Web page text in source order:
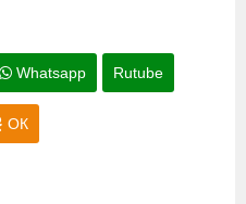
Whatsapp Rutube
ОК